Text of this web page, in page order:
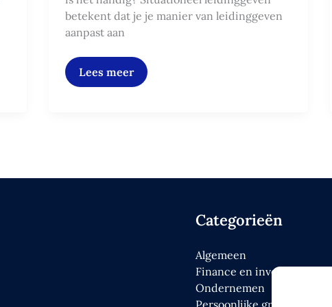
betekent dat je je manier van leidinggeven
aanpast aan
Lees meer
Categorieën
Algemeen
Finance en investeren
Ondernemen
Persoonlijke groei en